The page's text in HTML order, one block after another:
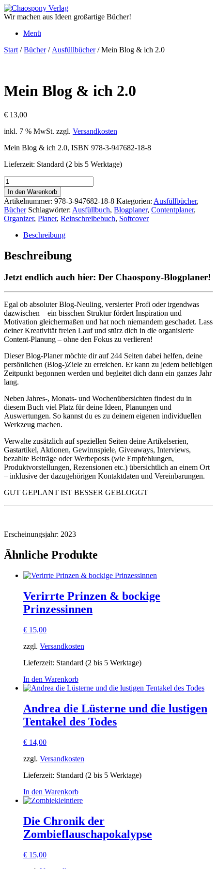
Zum
Inhalt
Wir machen aus Ideen großartige Bücher!
Menü
Start /Bücher/ Ausfüllbücher/ Mein Blog & ich 2.0
Mein Blog & ich 2.0
€ 13,00
inkl. 7 % MwSt. zzgl. Versandkosten
Mein Blog & ich 2.0, ISBN 978-3-947682-18-8
Lieferzeit: Standard (2 bis 5 Werktage)
Mein
Blog
&
ich
2.0
Menge
In den Warenkorb
Artikelnummer: 978-3-947682-18-8 Kategorien: Ausfüllbücher,
Bücher Schlagwörter: Ausfüllbuch, Blogplaner, Contentplaner,
Organizer, Planer, Reinschreibebuch, Softcover
Beschreibung
Beschreibung
Jetzt endlich auch hier: Der Chaospony-Blogplaner!
Egal ob absoluter Blog-Neuling, versierter Profi oder irgendwas
dazwischen – ein bisschen Struktur fördert Inspiration und
Motivation gleichermaßen und hat noch niemandem geschadet. Lass
deiner Kreativität freien Lauf und stürz dich in die organisierte
Content-Planung – ohne den Fokus zu verlieren!
Dieser Blog-Planer möchte dir auf 244 Seiten dabei helfen, deine
persönlichen (Blog-)Ziele zu erreichen. Er kann zu jedem beliebigen
Zeitpunkt begonnen werden und begleitet dich dann ein ganzes Jahr
lang.
Neben Jahres-, Monats- und Wochenübersichten findest du in
diesem Buch viel Platz für deine Ideen, Planungen und
Auswertungen. So kannst du es zu deinem eigenen individuellen
Werkzeug machen.
Verwalte zusätzlich auf speziellen Seiten deine Artikelserien,
Gastartikel, Aktionen, Gewinnspiele, Giveaways, Interviews,
bezahlte Beiträge oder Werbeposts (wie Empfehlungen,
Produktvorstellungen, Rezensionen etc.) übersichtlich an einem Ort
– inklusive der dazugehörigen Kontaktdaten und Vereinbarungen.
GUT GEPLANT IST BESSER GEBLOGGT
Erscheinungsjahr: 2023
Ähnliche Produkte
Verirrte Prinzen & bockige
Prinzessinnen
€ 15,00
zzgl. Versandkosten
Lieferzeit: Standard (2 bis 5 Werktage)
In den Warenkorb
Andrea die Lüsterne und die lustigen
Tentakel des Todes
€ 14,00
zzgl. Versandkosten
Lieferzeit: Standard (2 bis 5 Werktage)
In den Warenkorb
Die Chronik der
Zombieflauschapokalypse
€ 15,00